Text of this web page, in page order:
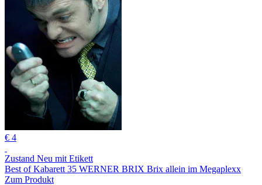
€ 4
Zustand Neu mit Etikett
Best of Kabarett 35 WERNER BRIX Brix allein im Megaplexx
Zum Produkt